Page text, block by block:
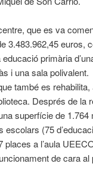
que es va
3.483.962,45 euros,
primària
i una sala polivalent.
també es
Després de la
superfície de
escolars (75
places a l’aula
de cara